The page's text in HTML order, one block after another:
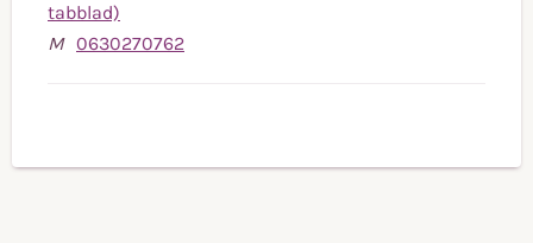
tabblad)
M 0630270762Bel
0630270762